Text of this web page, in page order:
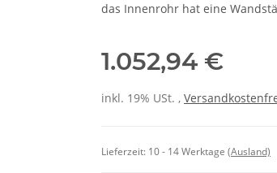
das Innenrohr hat eine
1.052,94 €
inkl. 19% USt. ,
Lieferzeit: 10 - 14 Werktage (Ausland)